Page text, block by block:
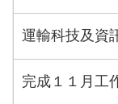
運輸科技及資
完成１１月工